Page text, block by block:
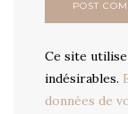
Ce site
indésirables.
données de